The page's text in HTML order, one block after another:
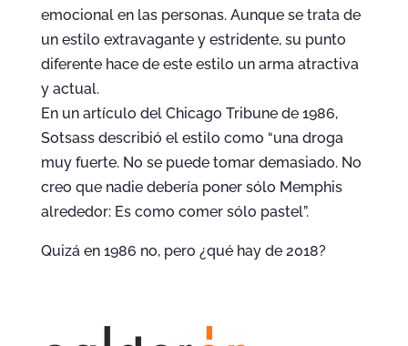
emocional en las personas. Aunque se trata de
un estilo extravagante y estridente, su punto
diferente hace de este estilo un arma atractiva
y actual.
En un artículo del Chicago Tribune de 1986,
Sotsass describió el estilo como “una droga
muy fuerte. No se puede tomar demasiado. No
creo que nadie debería poner sólo Memphis
alrededor: Es como comer sólo pastel”.
Quizá en 1986 no, pero ¿qué hay de 2018?